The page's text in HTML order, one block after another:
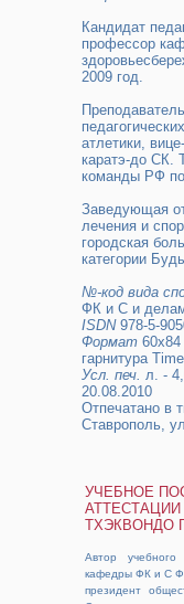
Кандидат
профессор
2009 год.
атлетики,
каратэ-до СК.
команды РФ
Заведующая
лечения и
городская
категории
№-код вида
ФК и С и
ISDN978-5-
Формат
гарнитура
Усл. печ. л. -
20.08.2010
Отпечатано в
Ставрополь,
УЧЕБНОЕ
ТХЭКВОНДО
Автор
кафедры ФК и С
президент